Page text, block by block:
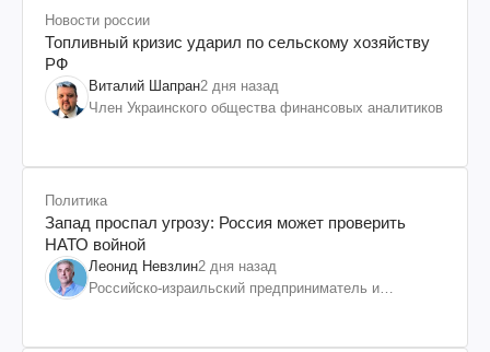
Новости россии
Топливный кризис ударил по сельскому хозяйству
РФ
Виталий Шапран2 дня назад
Член Украинского общества финансовых аналитиков
Политика
Запад проспал угрозу: Россия может проверить
НАТО войной
Леонид Невзлин2 дня назад
Российско-израильский предприниматель и